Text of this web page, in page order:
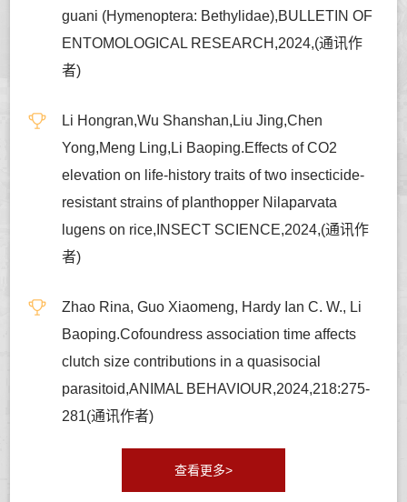
guani (Hymenoptera: Bethylidae),BULLETIN OF
ENTOMOLOGICAL RESEARCH,2024,(通讯作
者)
Li Hongran,Wu Shanshan,Liu Jing,Chen
Yong,Meng Ling,Li Baoping.Effects of CO2
elevation on life-history traits of two insecticide-
resistant strains of planthopper Nilaparvata
lugens on rice,INSECT SCIENCE,2024,(通讯作
者)
Zhao Rina, Guo Xiaomeng, Hardy Ian C. W., Li
Baoping.Cofoundress association time affects
clutch size contributions in a quasisocial
parasitoid,ANIMAL BEHAVIOUR,2024,218:275-
281(通讯作者)
查看更多>